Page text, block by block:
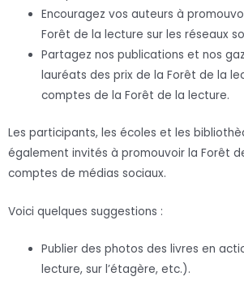
Encouragez vos auteurs à
Forêt de la lecture sur les réseaux
Partagez nos publications et nos
lauréats des prix de la Forêt de la
comptes de la Forêt de la lecture.
Les participants, les écoles et les
également invités à promouvoir la Forêt
comptes de médias sociaux.
Voici quelques suggestions :
Publier des photos des livres en
lecture, sur l’étagère, etc.).